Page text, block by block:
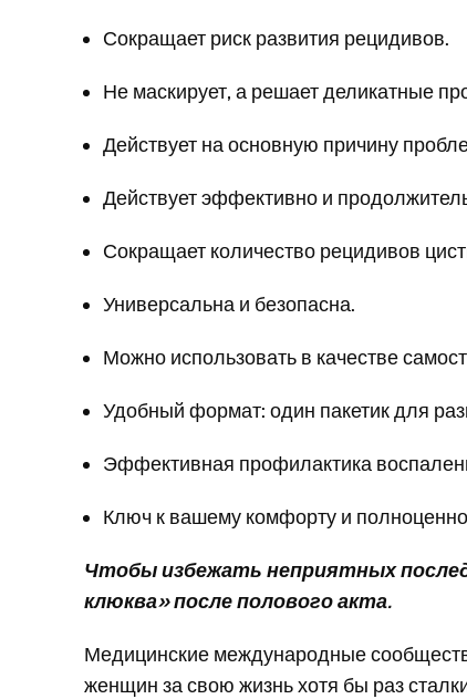
Сокращает риск развития рецидивов.
Не маскирует, а решает деликатные
Действует на основную причину
Действует эффективно и
Сокращает количество рецидивов
Универсальна и безопасна.
Можно использовать в качестве
Удобный формат: один пакетик для
Эффективная профилактика
Ключ к вашему комфорту и
Чтобы избежать неприятных
клюква» после полового акта.
Медицинские международные
женщин за свою жизнь хотя бы раз